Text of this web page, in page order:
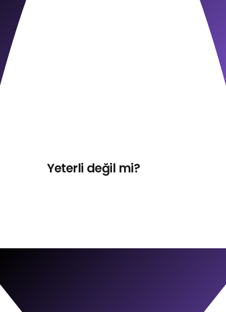
Yeterli değil mi?